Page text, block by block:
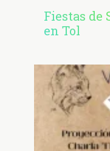
Fiestas de
en Tol